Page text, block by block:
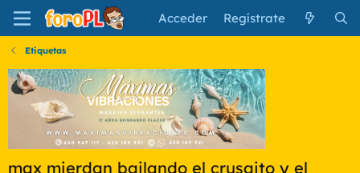
Acceder Regístrate
Etiquetas
max mierdan bailando el crusaito y el